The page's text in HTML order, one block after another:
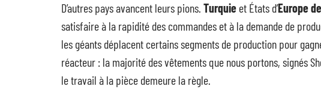
D’autres pays avancent leurs pions. Turquie et États d’Europe
satisfaire à la rapidité des commandes et à la demande de
les géants déplacent certains segments de production pour
réacteur : la majorité des vêtements que nous portons, signés
le travail à la pièce demeure la règle.